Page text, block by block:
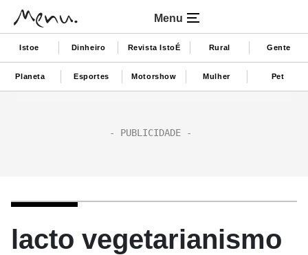
Menu
Istoe Dinheiro Revista IstoÉ Rural Gente
Planeta Esportes Motorshow Mulher Pet
lacto vegetarianismo